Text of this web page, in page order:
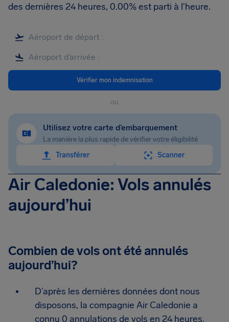
des dernières 24 heures, 0.00% est parti à l'heure.
Vérifier mon indemnisation
ou
Utilisez votre carte d’embarquement
La manière la plus rapide de vérifier votre éligibilité
Transférer
Scanner
Air Caledonie: Vols annulés
aujourd’hui
Combien de vols ont été annulés
aujourd’hui?
D’après les dernières données dont nous
disposons, la compagnie Air Caledonie a
connu 0 annulations de vols en 24 heures.